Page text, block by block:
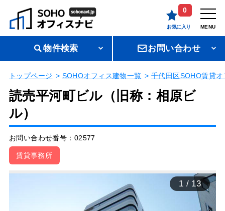
0
お気に入り MENU
物件検索 お問い合わせ
トップページ SOHOオフィス建物一覧 千代田区SOHO賃貸オ
読売平河町ビル（旧称：相原ビ
ル）
お問い合わせ番号：02577
賃貸事務所
1 / 13